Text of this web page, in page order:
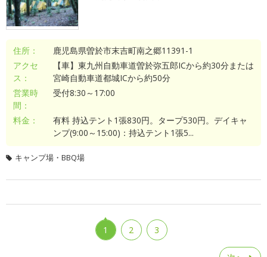
住所：
鹿児島県曽於市末吉町南之郷11391-1
アクセ
ス：
【車】東九州自動車道曽於弥五郎ICから約30分または
宮崎自動車道都城ICから約50分
営業時
間：
受付8:30～17:00
料金：
有料 持込テント1張830円。タープ530円。デイキャ
ンプ(9:00～15:00)：持込テント1張5...
キャンプ場・BBQ場
1 2 3